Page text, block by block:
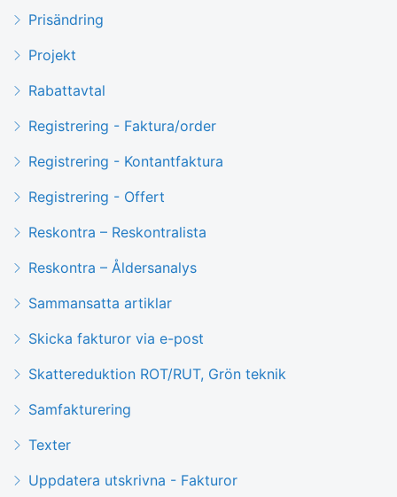
Prisändring
Projekt
Rabattavtal
Registrering - Faktura/order
Registrering - Kontantfaktura
Registrering - Offert
Reskontra – Reskontralista
Reskontra – Åldersanalys
Sammansatta artiklar
Skicka fakturor via e-post
Skattereduktion ROT/RUT, Grön teknik
Samfakturering
Texter
Uppdatera utskrivna - Fakturor